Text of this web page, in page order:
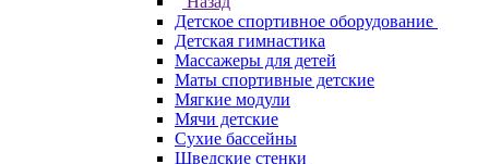
Детское спортивное оборудование
Детская гимнастика
Массажеры для детей
Маты спортивные детские
Мягкие модули
Мячи детские
Сухие бассейны
Шведские стенки